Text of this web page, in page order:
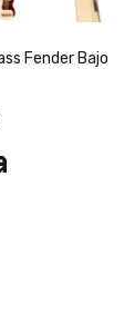
Fender Bajo